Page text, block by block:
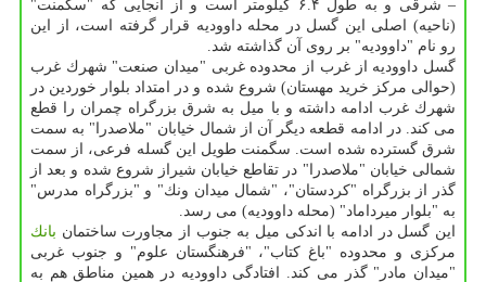
– شرقی و به طول ۶.۴ كیلومتر است و از آنجایی كه "سگمنت"
(ناحیه) اصلی این گسل در محله داوودیه قرار گرفته است، از این
رو نام "داوودیه" بر روی آن گذاشته شد.
گسل داوودیه از غرب از محدوده غربی "میدان صنعت" شهرك غرب
(حوالی مركز خرید مهستان) شروع شده و در امتداد بلوار خوردین در
شهرك غرب ادامه داشته و با میل به شرق بزرگراه چمران را قطع
می كند. در ادامه قطعه دیگر آن از شمال خیابان "ملاصدرا" به سمت
شرق گسترده شده است. سگمنت طویل این گسله فرعی، از سمت
شمالی خیابان "ملاصدرا" در تقاطع خیابان شیراز شروع شده و بعد از
گذر از بزرگراه "كردستان"، "شمال میدان ونك" و "بزرگراه مدرس"
به "بلوار میرداماد" (محله داوودیه) می رسد.
این گسل در ادامه با اندكی میل به جنوب از مجاورت ساختمان بانك
مركزی و محدوده "باغ كتاب"، "فرهنگستان علوم" و جنوب غربی
"میدان مادر" گذر می كند. افتادگی داوودیه در همین مناطق هم به